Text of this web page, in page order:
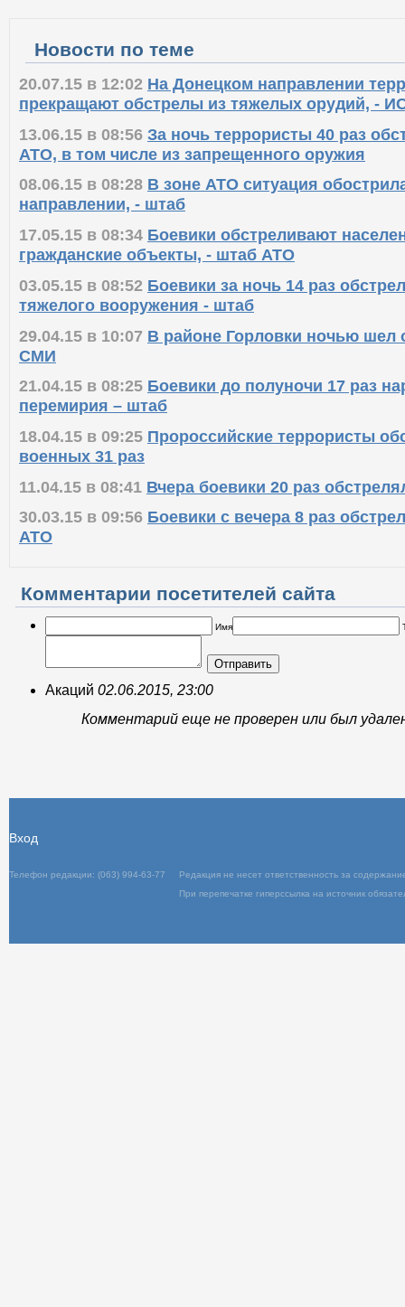
Новости по теме
20.07.15 в 12:02 На Донецком направлении
прекращают обстрелы из тяжелых орудий, -
13.06.15 в 08:56 За ночь террористы 40 раз
АТО, в том числе из запрещенного оружия
08.06.15 в 08:28 В зоне АТО ситуация
направлении, - штаб
17.05.15 в 08:34 Боевики обстреливают
гражданские объекты, - штаб АТО
03.05.15 в 08:52 Боевики за ночь 14 раз
тяжелого вооружения - штаб
29.04.15 в 10:07 В районе Горловки ночью шел
СМИ
21.04.15 в 08:25 Боевики до полуночи 17 раз
перемирия – штаб
18.04.15 в 09:25 Пророссийские террористы
военных 31 раз
11.04.15 в 08:41 Вчера боевики 20 раз
30.03.15 в 09:56 Боевики с вечера 8 раз
АТО
Комментарии посетителей сайта
Имя
Отправить
Акаций 02.06.2015, 23:00
Комментарий еще не проверен или был
Телефон редакции: (063) 994-63-77
При